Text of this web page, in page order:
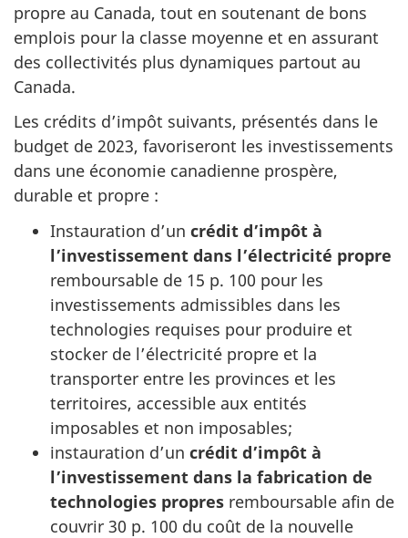
propre au Canada, tout en soutenant de bons
emplois pour la classe moyenne et en assurant
des collectivités plus dynamiques partout au
Canada.
Les crédits d’impôt suivants, présentés dans le
budget de 2023, favoriseront les investissements
dans une économie canadienne prospère,
durable et propre :
Instauration d’un crédit d’impôt à
l’investissement dans l’électricité propre
remboursable de 15 p. 100 pour les
investissements admissibles dans les
technologies requises pour produire et
stocker de l’électricité propre et la
transporter entre les provinces et les
territoires, accessible aux entités
imposables et non imposables;
instauration d’un crédit d’impôt à
l’investissement dans la fabrication de
technologies propres remboursable afin de
couvrir 30 p. 100 du coût de la nouvelle